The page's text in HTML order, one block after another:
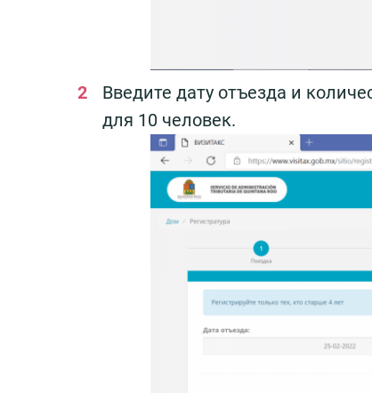
Введите дату отъезда и
для 10 человек.